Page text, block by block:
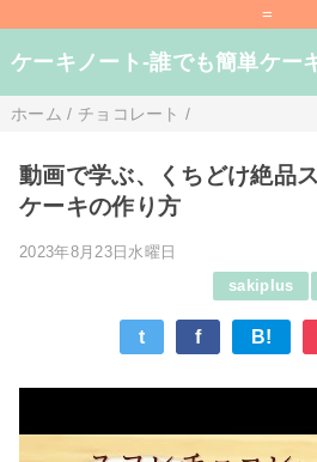
=
ケーキノート-誰でも簡単ケー
ホーム / チョコレート /
動画で学ぶ、くちどけ絶品
ケーキの作り方
2023年8月23日水曜日
sakiplus
t f B!